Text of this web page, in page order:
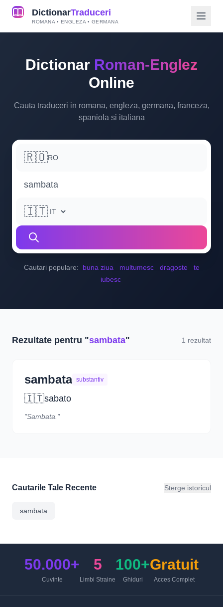
DictionarTraduceri
ROMANA • ENGLEZA • GERMANA
Dictionar Roman-Englez
Online
Cauta traduceri in romana, engleza, germana, franceza,
spaniola si italiana
🇷🇴RO
🇮🇹
Cautari populare: buna ziua multumesc dragoste
te
iubesc
Rezultate pentru "sambata" 1 rezultat
sambata substantiv
🇮🇹sabato
"Sambata."
Cautarile Tale Recente Sterge istoricul
sambata
50.000+
Cuvinte
5
Limbi Straine
100+
Ghiduri
Gratuit
Acces Complet